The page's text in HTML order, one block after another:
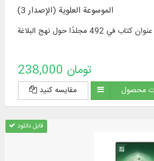
الموسوعة العلوية (الإصدار 3)
238,000 تومان
مقایسه کنید محصول
قابل دانلود